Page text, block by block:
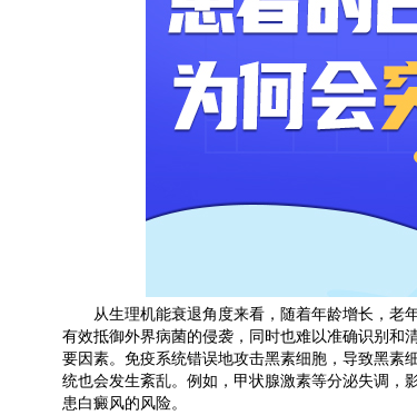
从生理机能衰退角度来看，随着年龄增长，老
有效抵御外界病菌的侵袭，同时也难以准确识别和
要因素。免疫系统错误地攻击黑素细胞，导致黑素
统也会发生紊乱。例如，甲状腺激素等分泌失调，
患白癜风的风险。